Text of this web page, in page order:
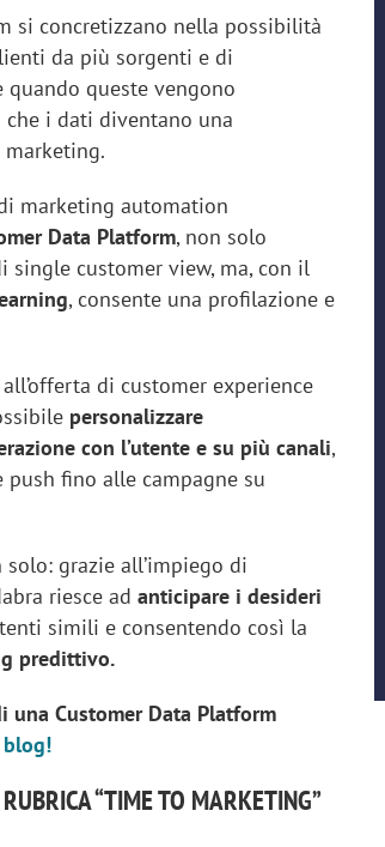
si concretizzano nella possibilità
da più sorgenti e di
queste vengono
che i dati diventano una
marketing.
marketing automation
Data Platform, non solo
customer view, ma, con il
, consente una profilazione e
di customer experience
personalizzare
con l’utente e su più canali,
fino alle campagne su
grazie all’impiego di
riesce adanticipare i desideri
simili e consentendo così la
predittivo.
Customer Data Platform
“TIME TO MARKETING”